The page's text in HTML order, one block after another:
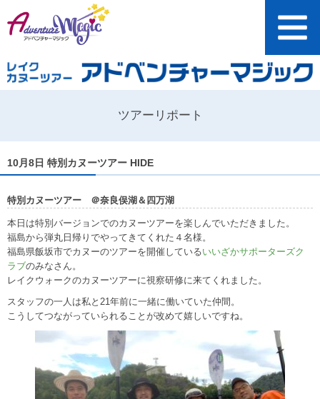
ツアーリポート
10月8日 特別カヌーツアー HIDE
特別カヌーツアー ＠奈良俣湖＆四万湖
本日は特別バージョンでのカヌーツアーを楽しんでいただきました。
福島から弾丸日帰りでやってきてくれた４名様。
福島県飯坂市でカヌーのツアーを開催しているいいざかサポーターズク
ラブのみなさん。
レイクウォークのカヌーツアーに視察研修に来てくれました。
スタッフの一人は私と21年前に一緒に働いていた仲間。
こうしてつながっていられることが改めて嬉しいですね。